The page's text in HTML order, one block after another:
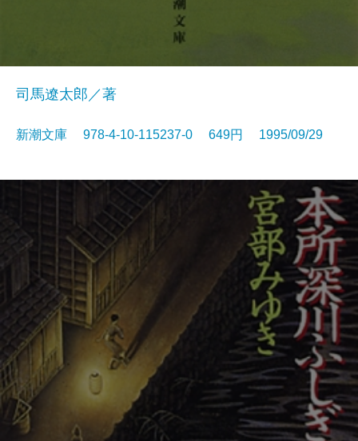
司馬遼太郎／著
新潮文庫 978-4-10-115237-0 649円 1995/09/29